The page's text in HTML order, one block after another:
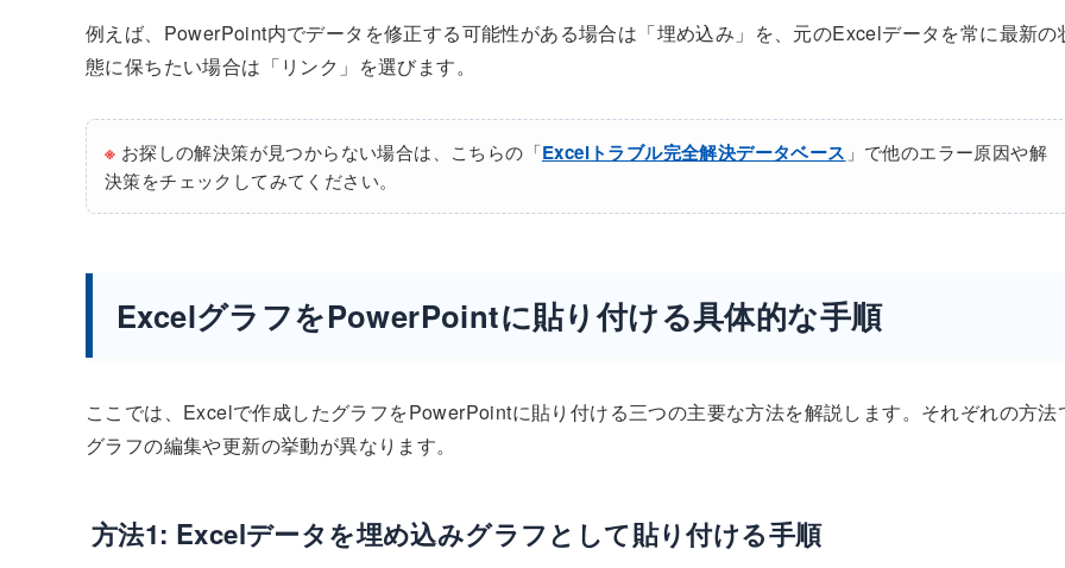
例えば、PowerPoint内でデータを修正する可能性がある場合は「埋め込み」を、元のExcelデータを常に最新の
態に保ちたい場合は「リンク」を選びます。
※ お探しの解決策が見つからない場合は、こちらの「Excelトラブル完全解決データベース 」で他のエラー原因や解
決策をチェックしてみてください。
ExcelグラフをPowerPointに貼り付ける具体的な手順
ここでは、Excelで作成したグラフをPowerPointに貼り付ける三つの主要な方法を解説します。それぞれの方法
グラフの編集や更新の挙動が異なります。
方法1: Excelデータを埋め込みグラフとして貼り付ける手順